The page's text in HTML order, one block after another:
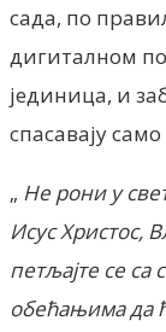
сада, по
дигиталном
јединица, и
спасавају
„ Не рони у
Исус Христос,
петљајте се
обећањима да